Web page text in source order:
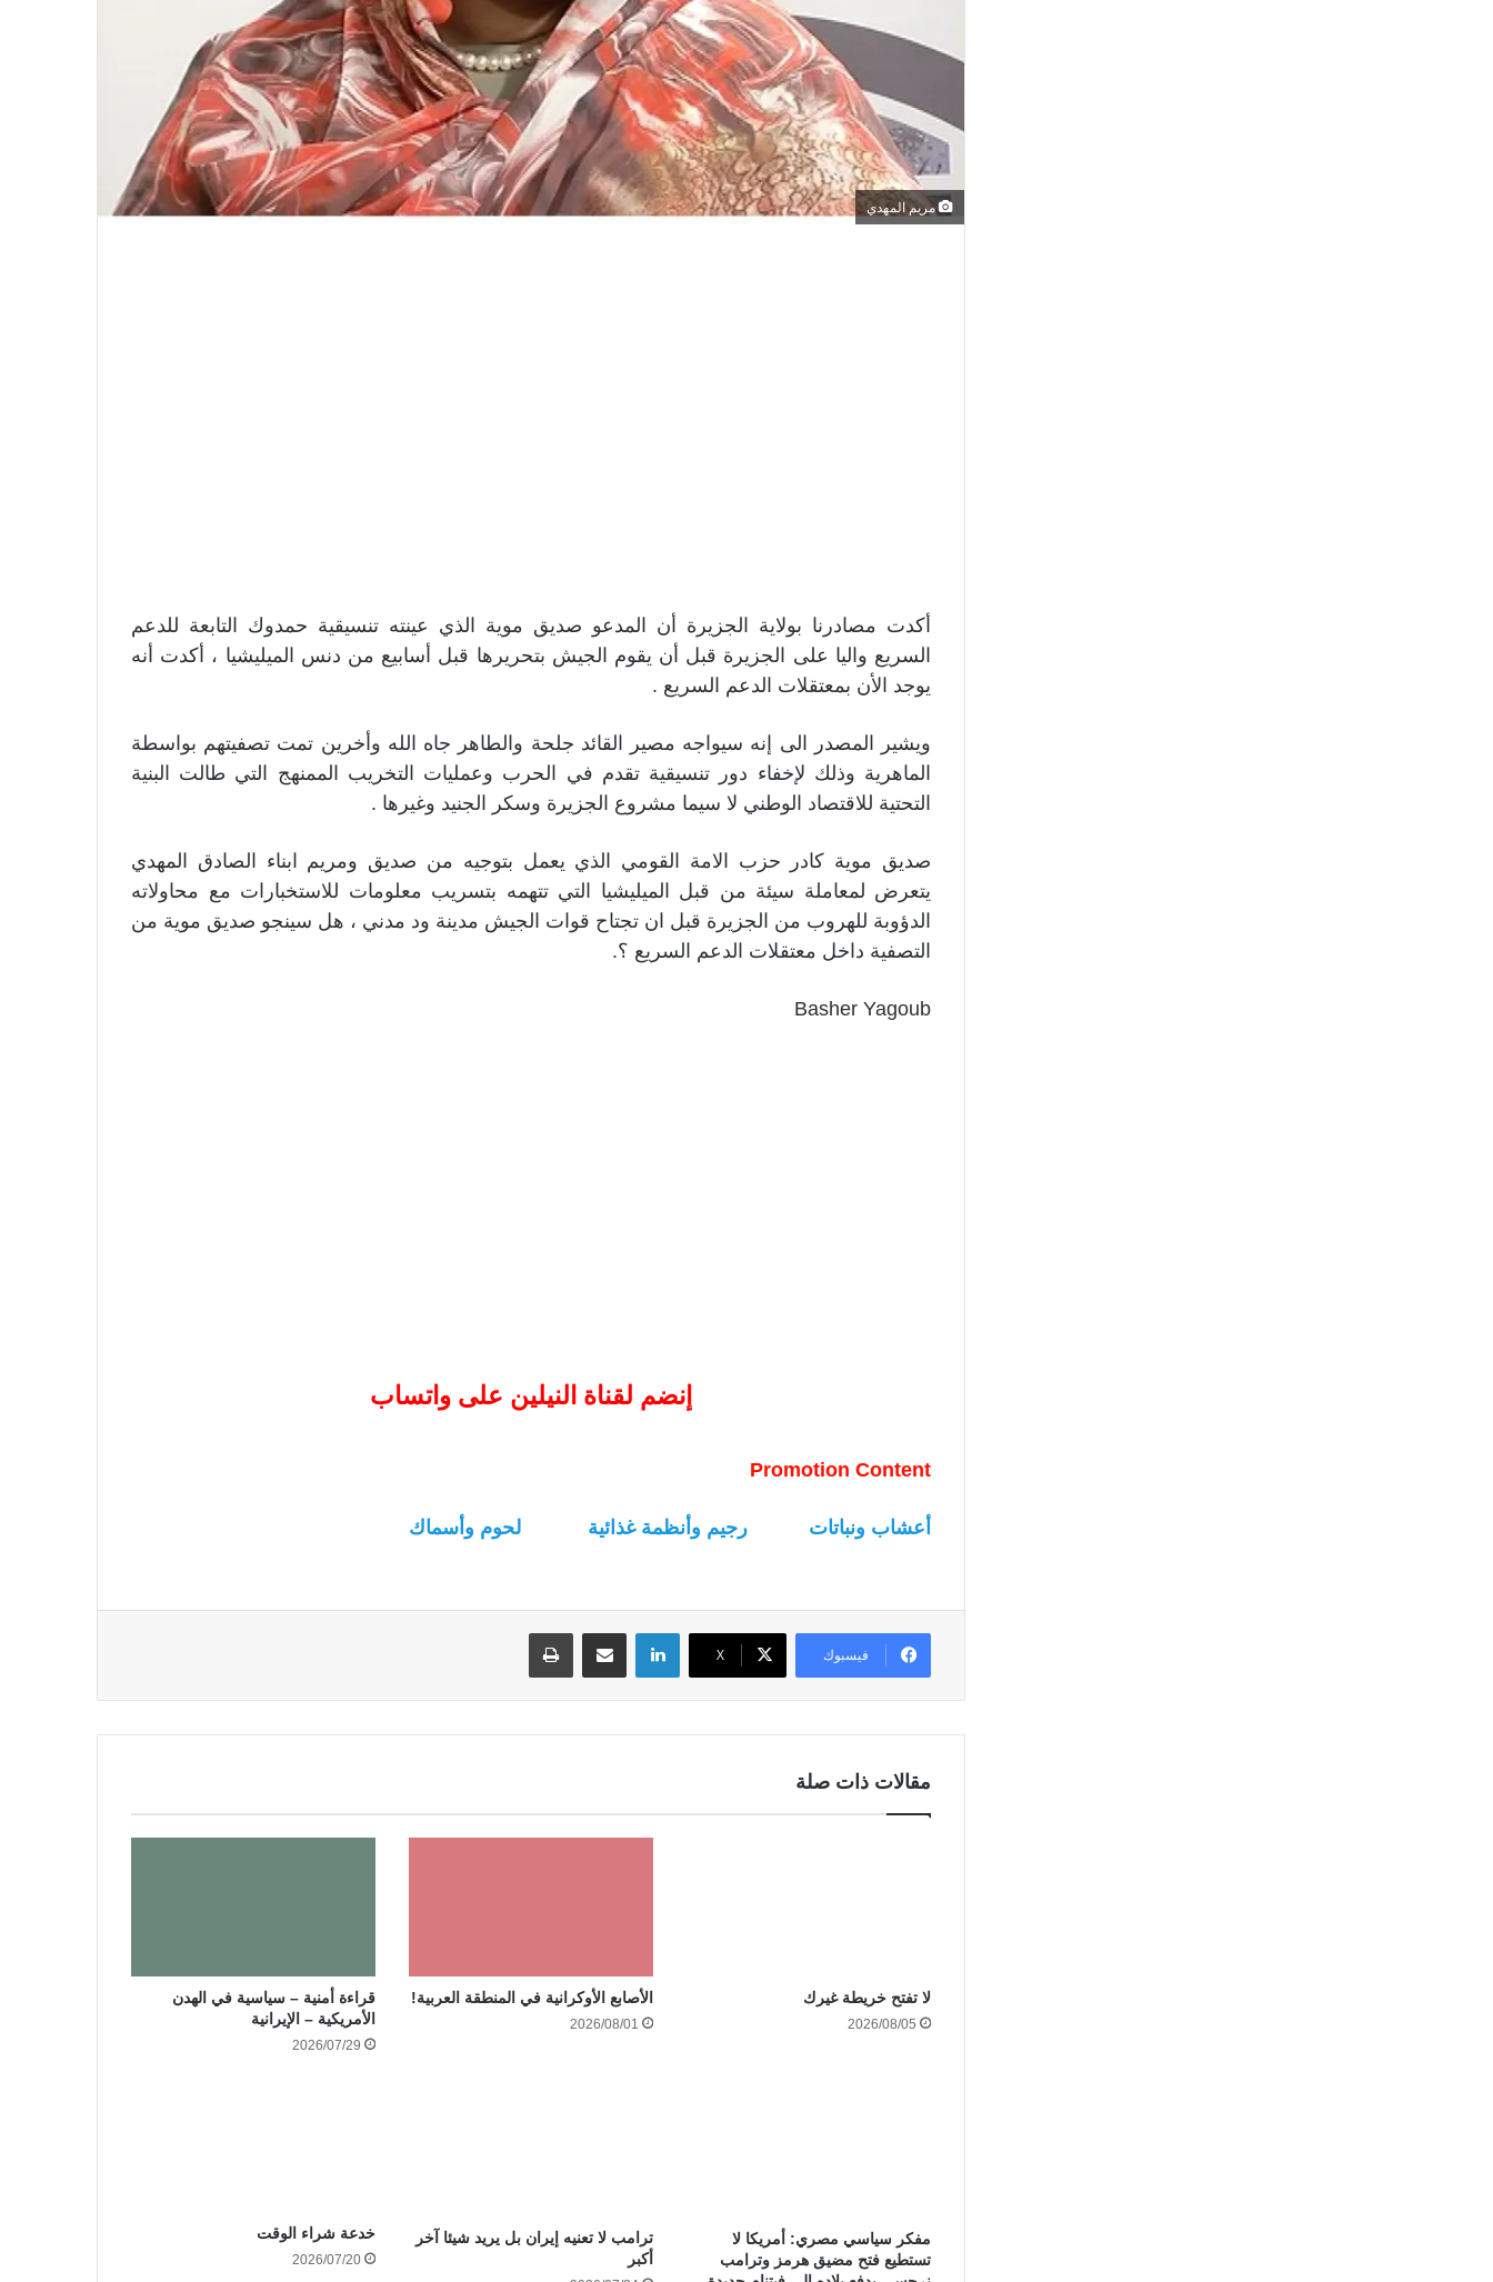
مريم المهدي
أكدت مصادرنا بولاية الجزيرة أن المدعو صديق موية الذي عينته تنسيقية حمدوك التابعة للدعم
السريع واليا على الجزيرة قبل أن يقوم الجيش بتحريرها قبل أسابيع من دنس الميليشيا ، أكدت أنه
يوجد الأن بمعتقلات الدعم السريع .
ويشير المصدر الى إنه سيواجه مصير القائد جلحة والطاهر جاه الله وأخرين تمت تصفيتهم بواسطة
الماهرية وذلك لإخفاء دور تنسيقية تقدم في الحرب وعمليات التخريب الممنهج التي طالت البنية
التحتية للاقتصاد الوطني لا سيما مشروع الجزيرة وسكر الجنيد وغيرها .
صديق موية كادر حزب الامة القومي الذي يعمل بتوجيه من صديق ومريم ابناء الصادق المهدي
يتعرض لمعاملة سيئة من قبل الميليشيا التي تتهمه بتسريب معلومات للاستخبارات مع محاولاته
الدؤوبة للهروب من الجزيرة قبل ان تجتاح قوات الجيش مدينة ود مدني ، هل سينجو صديق موية من
التصفية داخل معتقلات الدعم السريع ؟.
Basher Yagoub
إنضم لقناة النيلين على واتساب
Promotion Content
أعشاب ونباتات رجيم وأنظمة غذائية لحوم وأسماك
فيسبوك ‫X
لينكدإن
مقالات ذات صلة
لا تفتح خريطة غيرك
2026/08/05
الأصابع الأوكرانية في المنطقة العربية!
2026/08/01
قراءة أمنية – سياسية في الهدن
الأمريكية – الإيرانية
2026/07/29
مفكر سياسي مصري: أمريكا لا
تستطيع فتح مضيق هرمز وترامب
ترامب لا تعنيه إيران بل يريد شيئا آخر
أكبر
خدعة شراء الوقت
2026/07/20